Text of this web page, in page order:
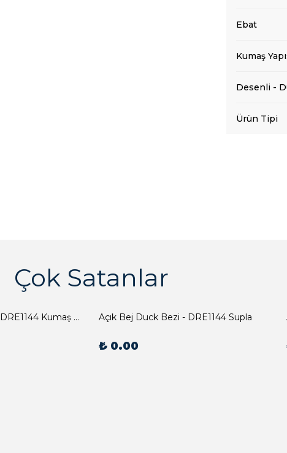
Ebat
Kumaş
Desenli -
Ürün Tipi
Çok Satanlar
Açık Bej Duck Bezi - DRE1144 Kumaş Peçete Açık Bej Duck Bezi - DRE1144 Supla
₺ 0.00